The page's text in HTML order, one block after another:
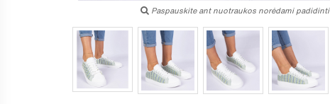
Paspauskite ant nuotraukos norėdami padidinti